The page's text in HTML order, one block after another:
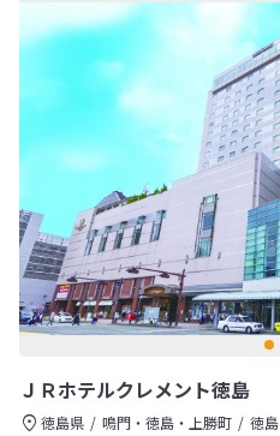
ＪＲホテルクレメント徳島
徳島県 鳴門・徳島・上勝町
徳島